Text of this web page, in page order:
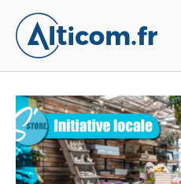
contenu
Accueil